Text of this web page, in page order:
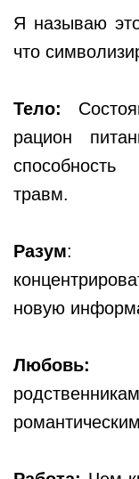
Я называю
что
Тело:
рацион
травм.
Разум:
новую
Любовь: